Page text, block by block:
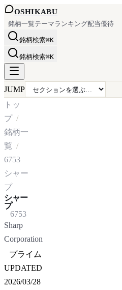
OSHIKABU
銘柄一覧テーマランキング配当優待
銘柄検索⌘K
銘柄検索⌘K
JUMP
トッ
プ
銘柄一
覧
6753
シャー
プ
シャー
プ
6753
Sharp
Corporation
プライム
UPDATED
2026/03/28